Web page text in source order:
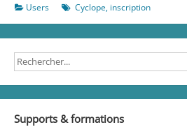
Fulfillment
Users Cyclope, inscription
Supports & formations